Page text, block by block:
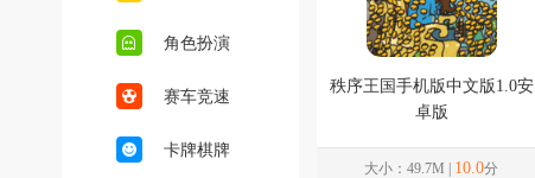
角色扮演
赛车竞速
卡牌棋牌
秩序王国手机版中文版1.0安
卓版
大小：49.7M | 10.0分